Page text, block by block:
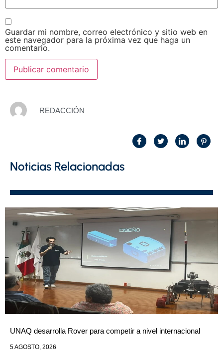
Guardar mi nombre, correo electrónico y sitio web en
este navegador para la próxima vez que haga un
comentario.
REDACCIÓN
Noticias Relacionadas
UNAQ desarrolla Rover para competir a nivel internacional
5 AGOSTO, 2026